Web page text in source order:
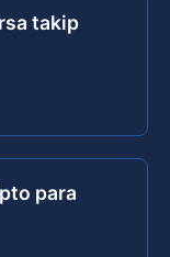
takip
para